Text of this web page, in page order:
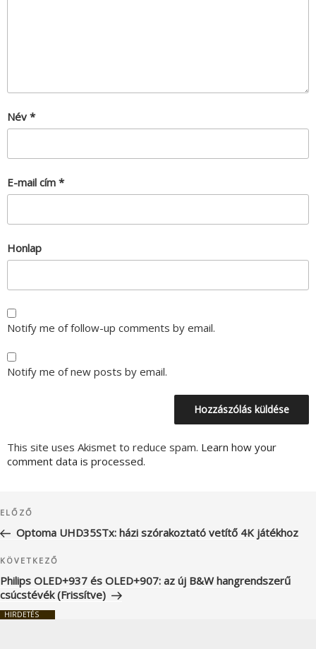
Név *
E-mail cím *
Honlap
Notify me of follow-up comments by email.
Notify me of new posts by email.
This site uses Akismet to reduce spam. Learn how your
comment data is processed.
navigáció
Korábbi
bejegyzés
ELŐZŐ
Optoma UHD35STx: házi szórakoztató vetítő 4K játékhoz
Következő
bejegyzés
KÖVETKEZŐ
Philips OLED+937 és OLED+907: az új B&W hangrendszerű
csúcstévék (Frissítve)
HIRDETÉS